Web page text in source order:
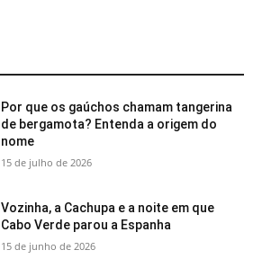
Por que os gaúchos chamam tangerina
de bergamota? Entenda a origem do
nome
15 de julho de 2026
Vozinha, a Cachupa e a noite em que
Cabo Verde parou a Espanha
15 de junho de 2026